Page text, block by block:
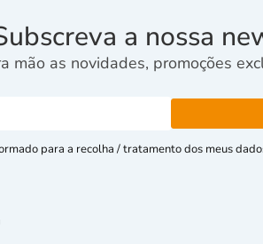
a nossa
mão as novidades, promoções
para a recolha / tratamento dos meus